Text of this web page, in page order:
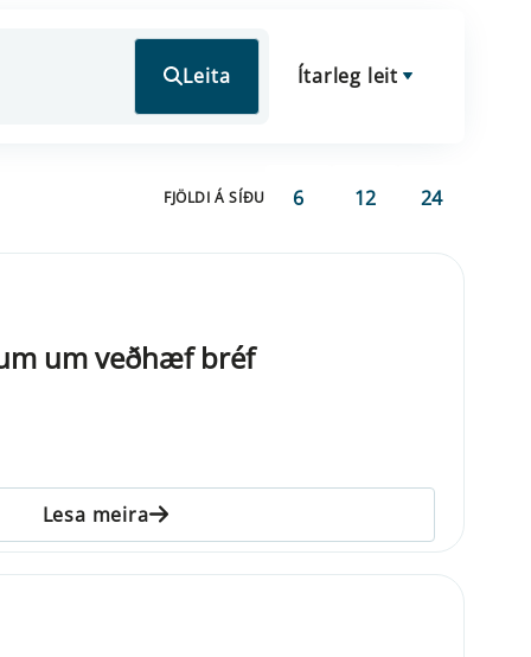
Leita Ítarleg leit
FJÖLDI Á SÍÐU 6 12 24
um veðhæf bréf
Lesa meira